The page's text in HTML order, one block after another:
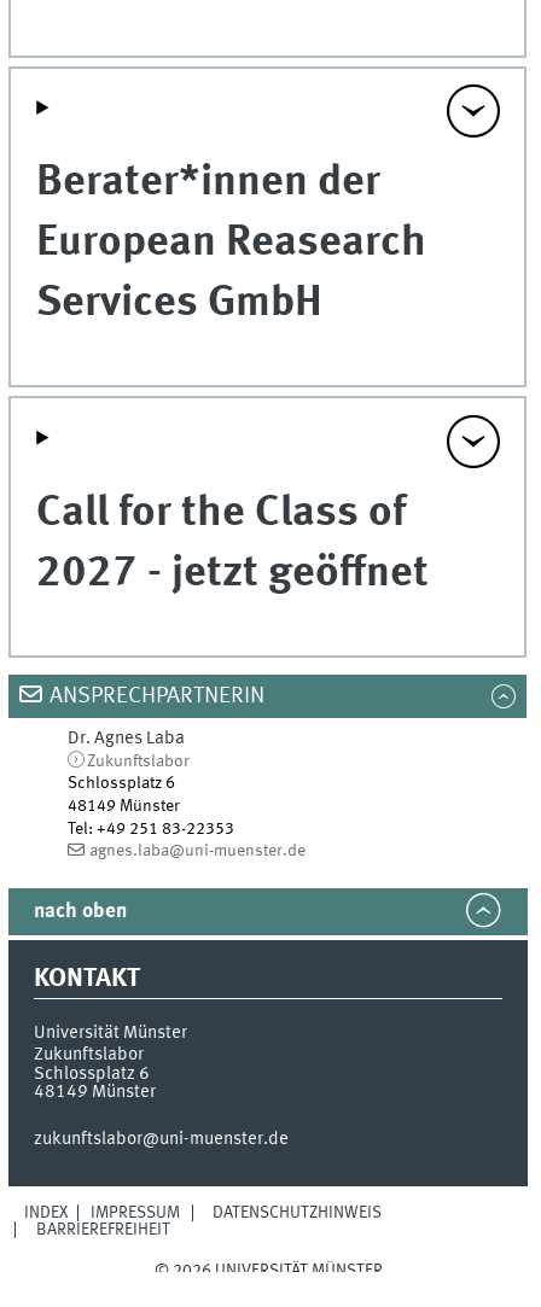
Berater*innen der
European Reasearch
Services GmbH
Call for the Class of
2027 - jetzt geöffnet
ANSPRECHPARTNERIN
Dr.Agnes Laba
Zukunftslabor
Schlossplatz 6
48149 Münster
Tel:+49 251 83-22353
agnes.laba@uni-muenster.de
nach oben
KONTAKT
Universität Münster
Zukunftslabor
Schlossplatz 6
48149 Münster
zukunftslabor@uni-muenster.de
INDEX IMPRESSUM
DATENSCHUTZHINWEIS
BARRIEREFREIHEIT
© 2026 UNIVERSITÄT MÜNSTER